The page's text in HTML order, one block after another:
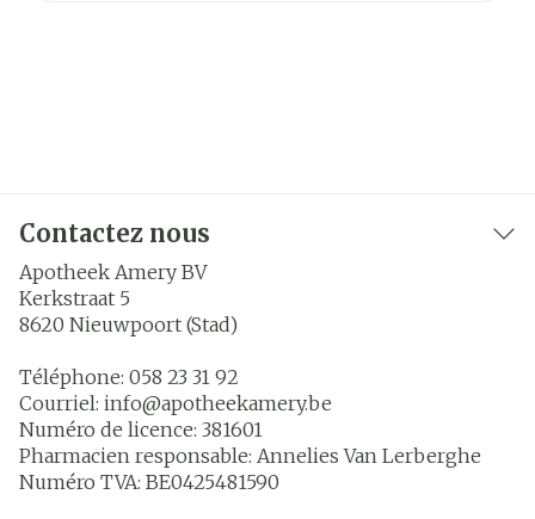
Contactez nous
Apotheek Amery BV
Kerkstraat 5
8620 Nieuwpoort (Stad)
Téléphone: 058 23 31 92
Courriel: info@apotheekamery.be
Numéro de licence: 381601
Pharmacien responsable: Annelies Van Lerberghe
Numéro TVA: BE0425481590